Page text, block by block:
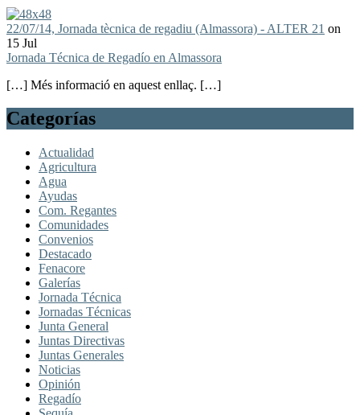
22/07/14, Jornada tècnica de regadiu (Almassora) - ALTER 21 on
15 Jul
Jornada Técnica de Regadío en Almassora
[…] Més informació en aquest enllaç. […]
Categorías
Actualidad
Agricultura
Agua
Ayudas
Com. Regantes
Comunidades
Convenios
Destacado
Fenacore
Galerías
Jornada Técnica
Jornadas Técnicas
Junta General
Juntas Directivas
Juntas Generales
Noticias
Opinión
Regadío